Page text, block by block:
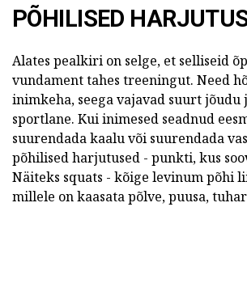
PÕHILISED
Alates pealkiri on selge, et selliseid
vundament tahes treeningut. Need
inimkeha, seega vajavad suurt jõudu
sportlane. Kui inimesed seadnud
suurendada kaalu või suurendada
põhilised harjutused - punkti, kus
Näiteks squats - kõige levinum põhi
millele on kaasata põlve, puusa,